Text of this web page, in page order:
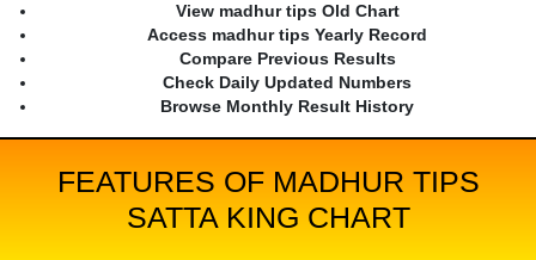
View madhur tips Old Chart
Access madhur tips Yearly Record
Compare Previous Results
Check Daily Updated Numbers
Browse Monthly Result History
FEATURES OF MADHUR TIPS
SATTA KING CHART